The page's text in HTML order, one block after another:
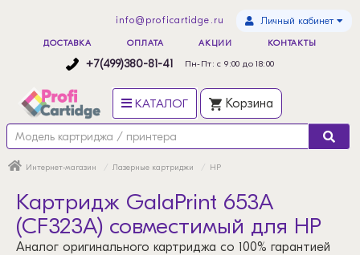
info@proficartidge.ru Личный кабинет
ДОСТАВКА ОПЛАТА АКЦИИ КОНТАКТЫ
+7(499)380-81-41 Пн-Пт: с 9:00 до 18:00
КАТАЛОГ Корзина
Интернет-магазин Лазерные картриджи HP
Картридж GalaPrint 653A
(CF323A) совместимый для HP
Аналог оригинального картриджа со 100% гарантией